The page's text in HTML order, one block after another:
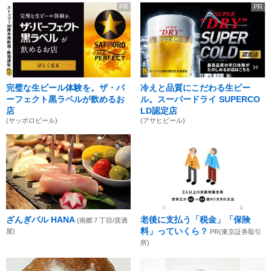
PR
完璧な生ビール体験を。ザ・パ
ーフェクト黒ラベルが飲めるお
店
(サッポロビール)
PR
冷えと品質にこだわる生ビー
ル。スーパードライ SUPERCO
LD認定店
(アサヒビール)
ざんぎバル HANA (南郷７丁目/居酒
屋)
老後に支払う「税金」「保険
料」っていくら？ PR(東京証券取引
所)